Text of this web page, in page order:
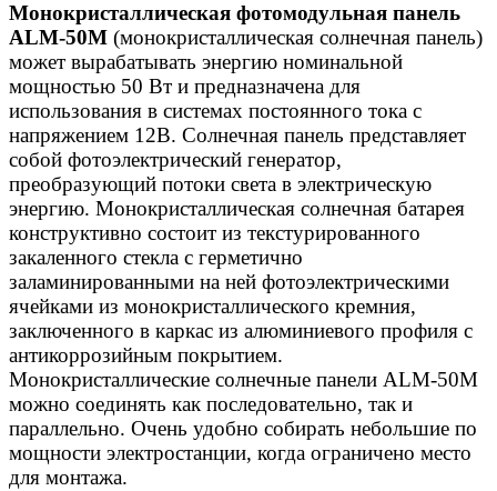
Монокристаллическая фотомодульная панель
ALM-50М (монокристаллическая солнечная панель)
может вырабатывать энергию номинальной
мощностью 50 Вт и предназначена для
использования в системах постоянного тока с
напряжением 12В. Солнечная панель представляет
собой фотоэлектрический генератор,
преобразующий потоки света в электрическую
энергию. Монокристаллическая солнечная батарея
конструктивно состоит из текстурированного
закаленного стекла с герметично
заламинированными на ней фотоэлектрическими
ячейками из монокристаллического кремния,
заключенного в каркас из алюминиевого профиля с
антикоррозийным покрытием.
Монокристаллические солнечные панели ALM-50M
можно соединять как последовательно, так и
параллельно. Очень удобно собирать небольшие по
мощности электростанции, когда ограничено место
для монтажа.